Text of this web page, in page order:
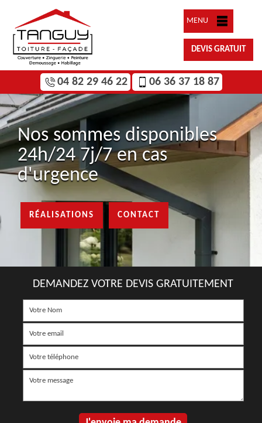
MENU
DEVIS GRATUIT
04 82 29 46 22 06 36 37 18 87
Nos sommes disponibles
24h/24 7j/7 en cas
d'urgence
RÉALISATIONS CONTACT
DEMANDEZ VOTRE DEVIS GRATUITEMENT